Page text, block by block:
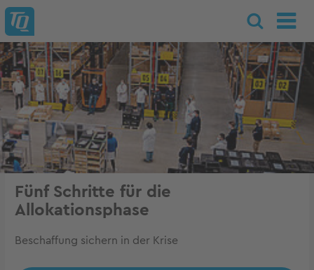
Fünf Schritte für die
Allokationsphase
Beschaffung sichern in der Krise